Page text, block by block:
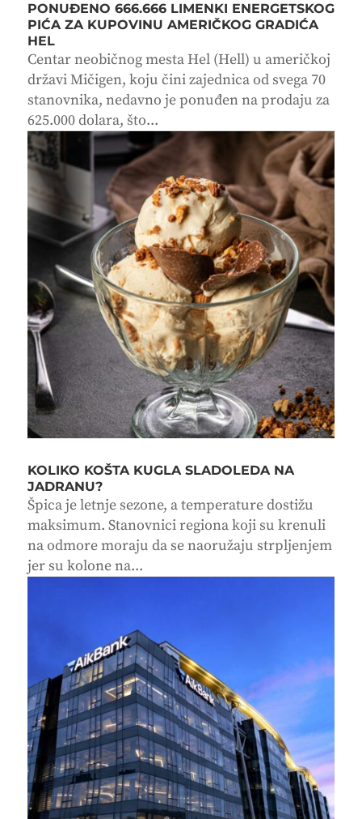
PONUĐENO 666.666 LIMENKI ENERGETSKOG
PIĆA ZA KUPOVINU AMERIČKOG GRADIĆA
HEL
Centar neobičnog mesta Hel (Hell) u američkoj
državi Mičigen, koju čini zajednica od svega 70
stanovnika, nedavno je ponuđen na prodaju za
625.000 dolara, što...
KOLIKO KOŠTA KUGLA SLADOLEDA NA
JADRANU?
Špica je letnje sezone, a temperature dostižu
maksimum. Stanovnici regiona koji su krenuli
na odmore moraju da se naoružaju strpljenjem
jer su kolone na...